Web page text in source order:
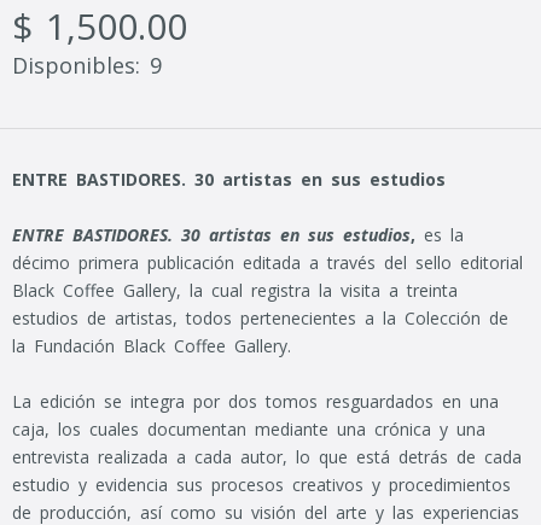
$ 1,500.00
Disponibles: 9
ENTRE BASTIDORES. 30 artistas en sus estudios
ENTRE BASTIDORES. 30 artistas en sus estudios, es la
décimo primera publicación editada a través del sello editorial
Black Coffee Gallery, la cual registra la visita a treinta
estudios de artistas, todos pertenecientes a la Colección de
la Fundación Black Coffee Gallery.
La edición se integra por dos tomos resguardados en una
caja, los cuales documentan mediante una crónica y una
entrevista realizada a cada autor, lo que está detrás de cada
estudio y evidencia sus procesos creativos y procedimientos
de producción, así como su visión del arte y las experiencias